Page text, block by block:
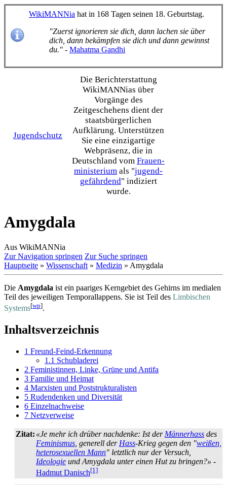
WikiMANNia hat in 168 Tagen seinen 18. Geburtstag.
"Zuerst ignorieren sie dich, dann lachen sie über
dich, dann bekämpfen sie dich und dann gewinnst
du." - Mahatma Gandhi
Jugendschutz
Die Bericht­erstattung
WikiMANNias über
Vorgänge des
Zeitgeschehens dient der
staats­bürgerlichen
Aufklärung. Unterstützen
Sie eine einzig­artige
Webpräsenz, die in
Deutschland vom Frauen­
ministerium als "jugend­
gefährdend" indiziert
wurde.
Amygdala
Aus WikiMANNia
Zur Navigation springen Zur Suche springen
Hauptseite » Wissenschaft » Medizin » Amygdala
Die Amygdala ist ein paariges Kerngebiet des Gehirns im medialen
Teil des jeweiligen Temporal­lappens. Sie ist Teil des Limbischen
Systems[wp].
Inhaltsverzeichnis
1 Freund-Feind-Erkennung
1.1 Schubladerei
2 Feministinnen, Linke, Grüne und Antifa
3 Familie und Heimat
4 Marxisten und Poststrukturalisten
5 Rudendenken und Diversität
6 Einzelnachweise
7 Netzverweise
Zitat: «Je mehr ich drüber nachdenke: Ist der Männerhass des
Feminismus , generell der Hass-Krieg gegen den "weißen,
heterosexuellen Mann" letztlich nur der Versuch,
Ideologie und Amygdala unter einen Hut zu bringen?» -
Hadmut Danisch[1]